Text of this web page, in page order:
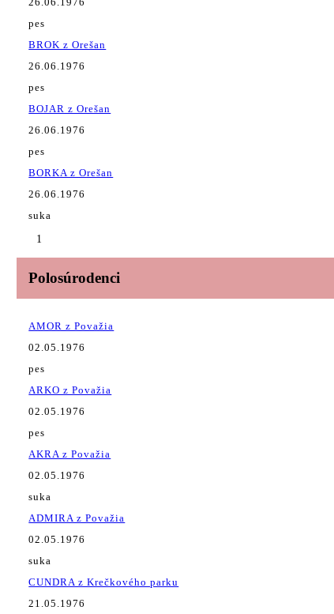
pes
BROK z Orešan
26.06.1976
pes
BOJAR z Orešan
26.06.1976
pes
BORKA z Orešan
26.06.1976
suka
1
Polosúrodenci
AMOR z Považia
02.05.1976
pes
ARKO z Považia
02.05.1976
pes
AKRA z Považia
02.05.1976
suka
ADMIRA z Považia
02.05.1976
suka
CUNDRA z Krečkového parku
21.05.1976